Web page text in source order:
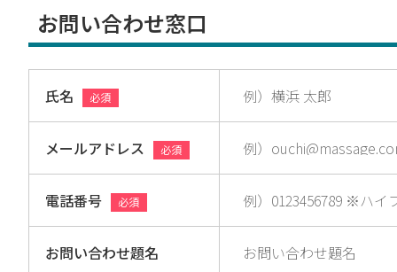
お問い合わせ窓口
氏名 必須
メールアドレス 必須
電話番号 必須
お問い合わせ題名